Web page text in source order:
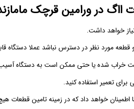
ااگ در ورامین قرچک
خواهد داشت.
مورد نظر در دسترس نباشد عملا دستگاه
خراب شده یا حتی ممکن است به دستگاه
تعمیر استفاده کنید.
اطمینان خواهد داد که در زمینه تامین قطعات